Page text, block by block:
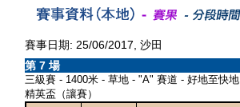
賽事日期: 25/06/2017, 沙田
第 7 場
三級賽 - 1400米 - 草地 - "A" 賽道 - 好地至快地
精英盃（讓賽）